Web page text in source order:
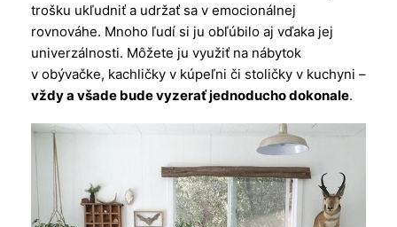
trošku ukľudniť a udržať sa v emocionálnej
rovnováhe. Mnoho ľudí si ju obľúbilo aj vďaka jej
univerzálnosti. Môžete ju využiť na nábytok
v obývačke, kachličky v kúpeľni či stoličky v kuchyni –
vždy a všade bude vyzerať jednoducho dokonale.